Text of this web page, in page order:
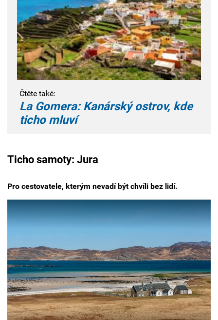
Čtěte také:
La Gomera: Kanárský ostrov, kde
ticho mluví
Ticho samoty: Jura
Pro cestovatele, kterým nevadí být chvíli bez lidí.